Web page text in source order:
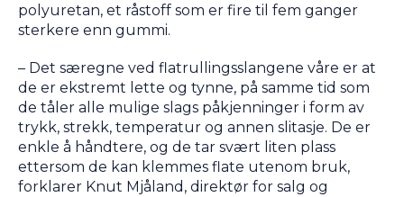
polyuretan, et råstoff som er fire til fem ganger
sterkere enn gummi.
– Det særegne ved flatrullingsslangene våre er at
de er ekstremt lette og tynne, på samme tid som
de tåler alle mulige slags påkjenninger i form av
trykk, strekk, temperatur og annen slitasje. De er
enkle å håndtere, og de tar svært liten plass
ettersom de kan klemmes flate utenom bruk,
forklarer Knut Mjåland, direktør for salg og